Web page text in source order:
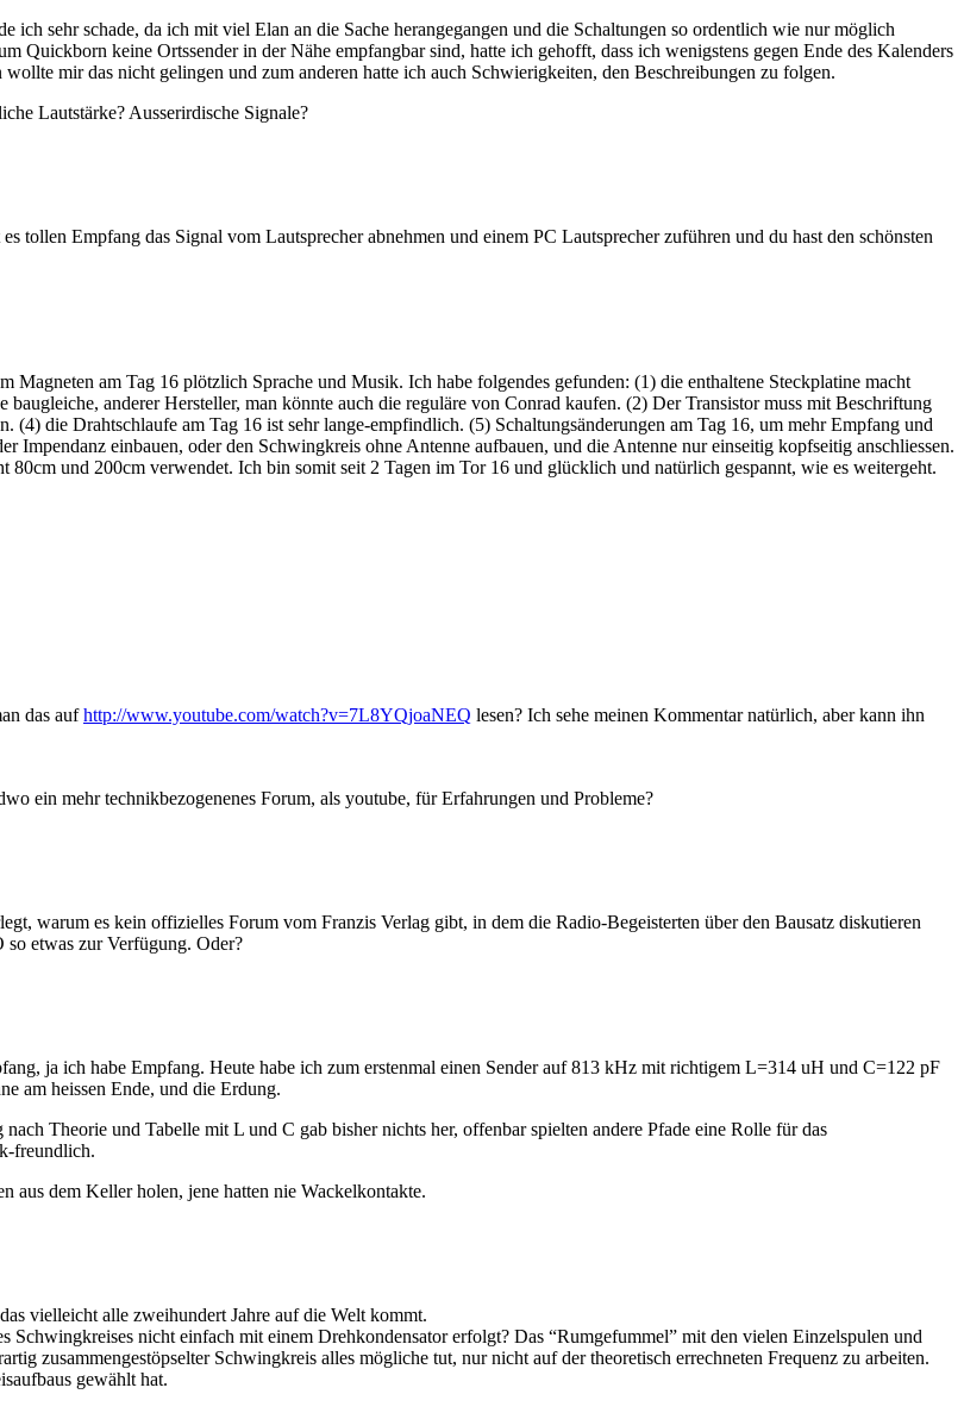
ich sehr schade, da ich mit viel Elan an die Sache herangegangen und die Schaltungen so ordentlich wie nur möglich
Quickborn keine Ortssender in der Nähe empfangbar sind, hatte ich gehofft, dass ich wenigstens gegen Ende des Kalenders
mir das nicht gelingen und zum anderen hatte ich auch Schwierigkeiten, den Beschreibungen zu folgen.
Lautstärke? Ausserirdische Signale?
tollen Empfang das Signal vom Lautsprecher abnehmen und einem PC Lautsprecher zuführen und du hast den schönsten
am Tag 16 plötzlich Sprache und Musik. Ich habe folgendes gefunden: (1) die enthaltene Steckplatine macht
baugleiche, anderer Hersteller, man könnte auch die reguläre von Conrad kaufen. (2) Der Transistor muss mit Beschriftung
die Drahtschlaufe am Tag 16 ist sehr lange-empfindlich. (5) Schaltungsänderungen am Tag 16, um mehr Empfang und
Impendanz einbauen, oder den Schwingkreis ohne Antenne aufbauen, und die Antenne nur einseitig kopfseitig anschliessen.
und 200cm verwendet. Ich bin somit seit 2 Tagen im Tor 16 und glücklich und natürlich gespannt, wie es weitergeht.
das aufhttp://www.youtube.com/watch?v=7L8YQjoaNEQ lesen? Ich sehe meinen Kommentar natürlich, aber kann ihn
ein mehr technikbezogenenes Forum, als youtube, für Erfahrungen und Probleme?
warum es kein offizielles Forum vom Franzis Verlag gibt, in dem die Radio-Begeisterten über den Bausatz diskutieren
etwas zur Verfügung. Oder?
ja ich habe Empfang. Heute habe ich zum erstenmal einen Sender auf 813 kHz mit richtigem L=314 uH und C=122 pF
am heissen Ende, und die Erdung.
Theorie und Tabelle mit L und C gab bisher nichts her, offenbar spielten andere Pfade eine Rolle für das
freundlich.
aus dem Keller holen, jene hatten nie Wackelkontakte.
vielleicht alle zweihundert Jahre auf die Welt kommt.
Schwingkreises nicht einfach mit einem Drehkondensator erfolgt? Das “Rumgefummel” mit den vielen Einzelspulen und
zusammengestöpselter Schwingkreis alles mögliche tut, nur nicht auf der theoretisch errechneten Frequenz zu arbeiten.
gewählt hat.